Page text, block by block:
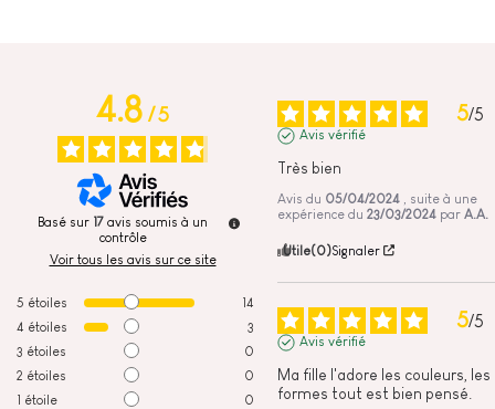
4.8/5
Basé sur 17 avis soumis à un
contrôle
Voir tous les avis sur ce site
5 étoiles
14
4 étoiles
3
3 étoiles
0
2 étoiles
0
1 étoile 0
5/5
Avis vérifié
Très bien
Avis du 05/04/2024
, suite à une
expérience du 23/03/2024 par A.A.
Utile(0)Signaler
5/5
Avis vérifié
Ma fille l'adore les couleurs, les
formes tout est bien pensé.